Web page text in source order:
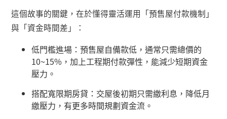
這個故事的關鍵，在於懂得靈活運用「預售屋付款機制」
與「資金時間差」：
低門檻進場：預售屋自備款低，通常只需總價的
10~15% ，加上工程期付款彈性，能減少短期資金
壓力。
搭配寬限期房貸：交屋後初期只需繳利息，降低月
繳壓力，有更多時間規劃資金流。